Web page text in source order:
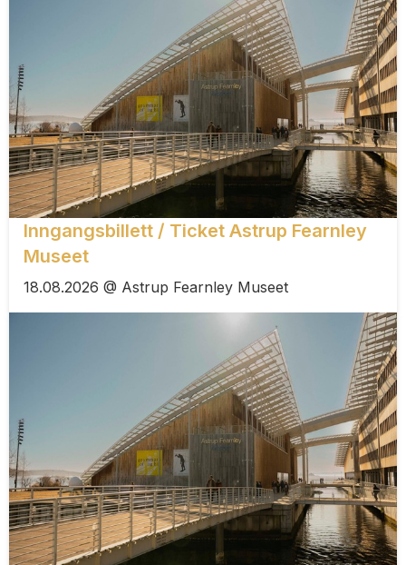
Inngangsbillett / Ticket Astrup Fearnley
Museet
18.08.2026 @ Astrup Fearnley Museet